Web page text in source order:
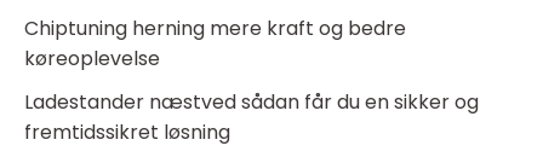
Chiptuning herning mere kraft og bedre
køreoplevelse
Ladestander næstved sådan får du en sikker og
fremtidssikret løsning